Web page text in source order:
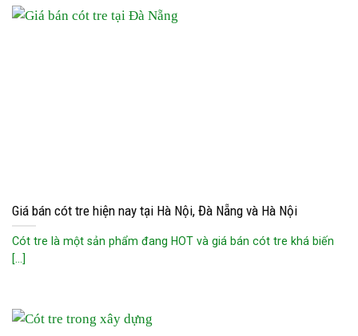
Giá bán cót tre hiện nay tại Hà Nội, Đà Nẵng và Hà Nội
Cót tre là một sản phẩm đang HOT và giá bán cót tre khá biến
[...]